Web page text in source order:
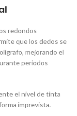
redondos
que los dedos se
mejorando el
periodos
el nivel de tinta
imprevista.